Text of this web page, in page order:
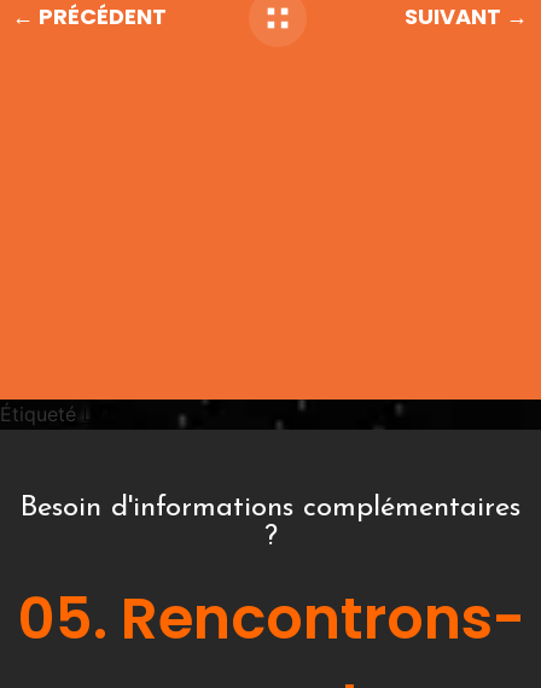
← PRÉCÉDENT SUIVANT →
Étiqueté LVT
Besoin d'informations complémentaires
?
05. Rencontrons-